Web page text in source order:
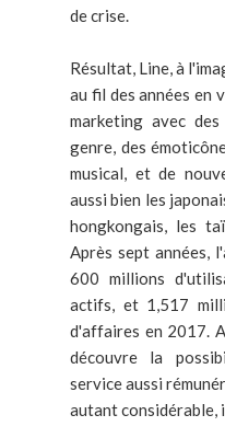
de crise.
Résultat, Line, à
au fil des années en
marketing avec
genre, des
musical, et de
aussi bien les
hongkongais, les
Après sept années,
600 millions
actifs, et 1,517
d'affaires en 2017.
découvre la
service aussi
autant considérable,